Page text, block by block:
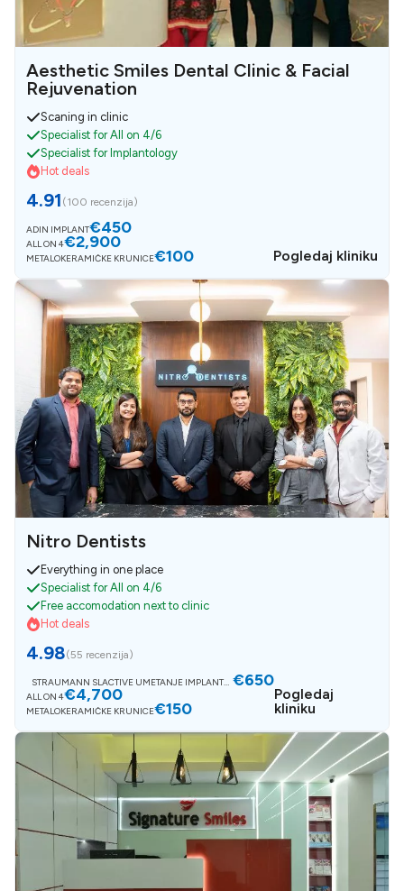
Aesthetic Smiles Dental Clinic & Facial
Rejuvenation
Scaning in clinic
Specialist for All on 4/6
Specialist for Implantology
Hot deals
4.91 (100 recenzija)
ADIN IMPLANT€450
ALL ON 4€2,900
METALOKERAMIČKE KRUNICE€100 Pogledaj kliniku
Nitro Dentists
Everything in one place
Specialist for All on 4/6
Free accomodation next to clinic
Hot deals
4.98(55 recenzija)
STRAUMANN SLACTIVE UMETANJE IMPLANTAT €650
ALL ON 4€4,700
METALOKERAMIČKE KRUNICE€150
Pogledaj
kliniku